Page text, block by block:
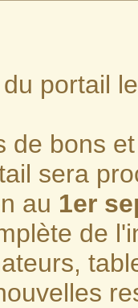
portail
de bons
sera
au 1er
de